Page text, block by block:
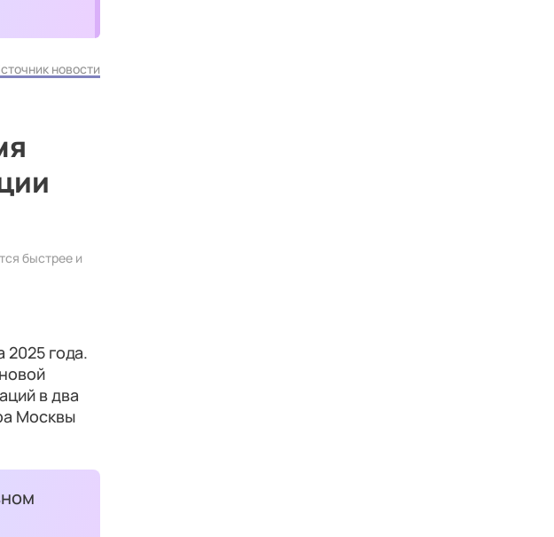
новости
быстрее и
2025 года.
в два
Москвы